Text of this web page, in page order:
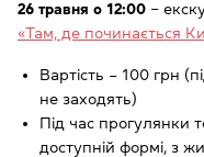
26 травня о 12:00 ‒
«Там, де починається
Вартість – 100 грн
не заходять)
Під час прогулянки
доступній формі, з